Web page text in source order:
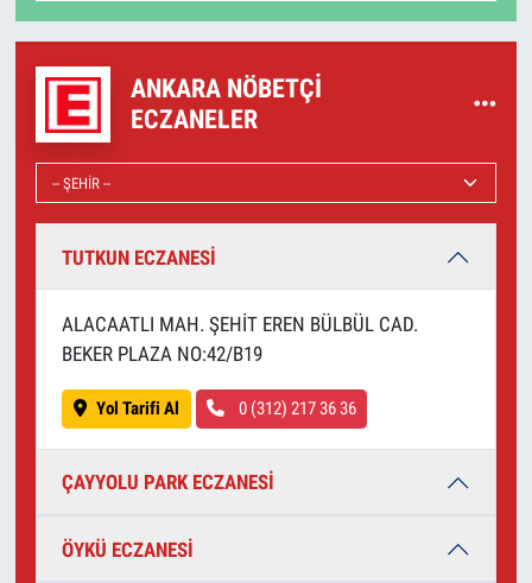
ANKARA NÖBETÇI
ECZANELER
TUTKUN ECZANESİ
ALACAATLI MAH. ŞEHİT EREN BÜLBÜL CAD.
BEKER PLAZA NO:42/B19
Yol Tarifi Al 0 (312) 217 36 36
ÇAYYOLU PARK ECZANESİ
ÖYKÜ ECZANESİ